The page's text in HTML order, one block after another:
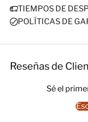
TIEMPOS DE
POLÍTICAS DE
Reseñas de
Sé el